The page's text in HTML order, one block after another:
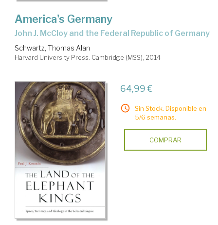
America's Germany
John J. McCloy and the Federal Republic of Germany
Schwartz, Thomas Alan
Harvard University Press. Cambridge (MSS), 2014
64,99 €
Sin Stock. Disponible en
5/6 semanas.
COMPRAR